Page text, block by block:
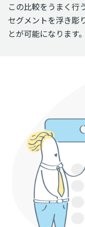
この比較をうまく行
セグメントを浮き彫
とが可能になります。